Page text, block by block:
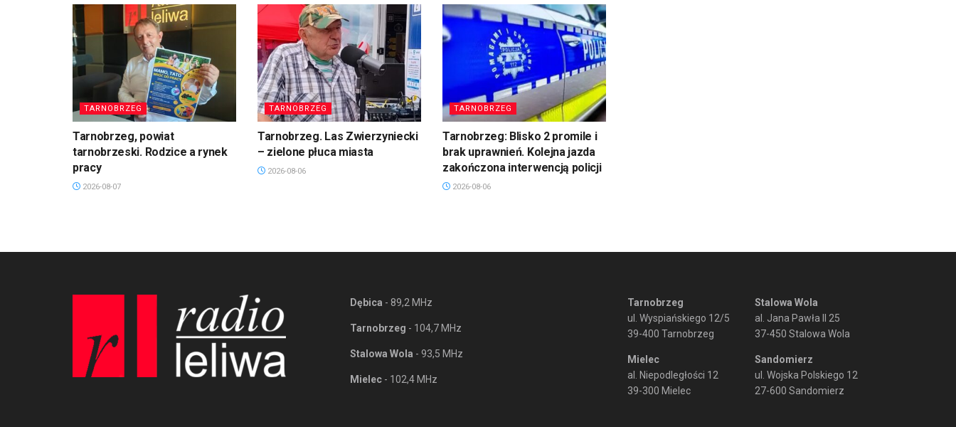
TARNOBRZEG
Tarnobrzeg, powiat
tarnobrzeski. Rodzice a rynek
pracy
2026-08-07
TARNOBRZEG
Tarnobrzeg. Las Zwierzyniecki
– zielone płuca miasta
2026-08-06
TARNOBRZEG
Tarnobrzeg: Blisko 2 promile i
brak uprawnień. Kolejna jazda
zakończona interwencją policji
2026-08-06
Dębica - 89,2 MHz
Tarnobrzeg - 104,7 MHz
Stalowa Wola - 93,5 MHz
Mielec - 102,4 MHz
Tarnobrzeg
ul. Wyspiańskiego 12/5
39-400 Tarnobrzeg
Mielec
al. Niepodległości 12
39-300 Mielec
Stalowa Wola
al. Jana Pawła II 25
37-450 Stalowa Wola
Sandomierz
ul. Wojska Polskiego 12
27-600 Sandomierz